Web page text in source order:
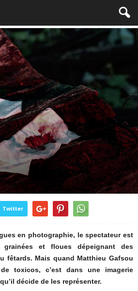
2145 0
Twitter
en photographie, le spectateur est
grainées et floues dépeignant des
fêtards. Mais quand Matthieu Gafsou
toxicos, c’est dans une imagerie
décide de les représenter.